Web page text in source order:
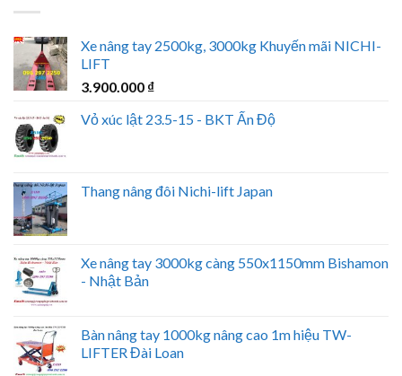
Xe nâng tay 2500kg, 3000kg Khuyến mãi NICHI-
LIFT
3.900.000 ₫
Vỏ xúc lật 23.5-15 - BKT Ấn Độ
Thang nâng đôi Nichi-lift Japan
Xe nâng tay 3000kg càng 550x1150mm Bishamon
- Nhật Bản
Bàn nâng tay 1000kg nâng cao 1m hiệu TW-
LIFTER Đài Loan